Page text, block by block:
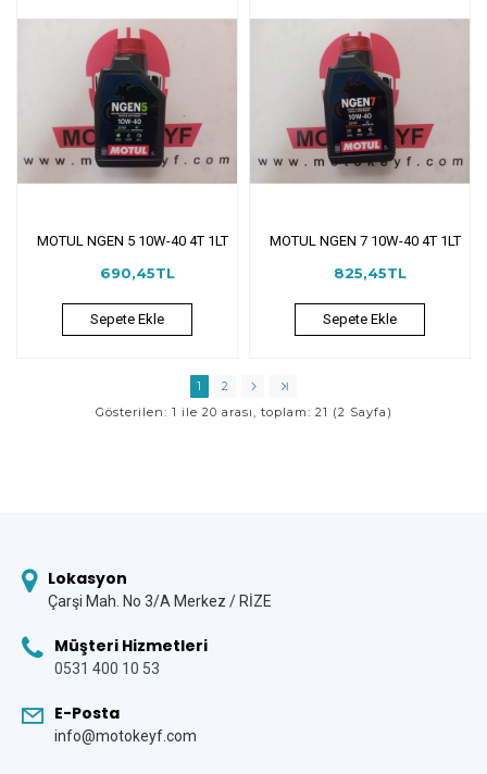
MOTUL NGEN 5 10W-40 4T 1LT
690,45TL
Sepete Ekle
MOTUL NGEN 7 10W-40 4T 1LT
825,45TL
Sepete Ekle
1
2
Gösterilen: 1 ile 20 arası, toplam: 21 (2 Sayfa)
Lokasyon
Çarşi Mah. No 3/A Merkez / RİZE
Müşteri Hizmetleri
0531 400 10 53
E-Posta
info@motokeyf.com